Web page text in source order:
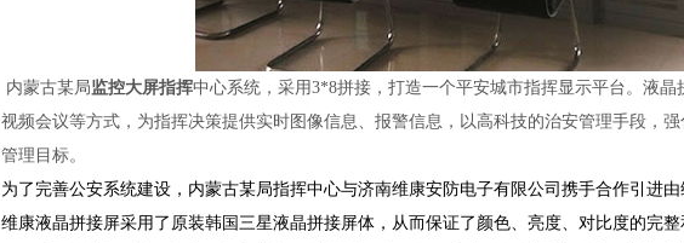
内蒙古某局监控大屏指挥中心系统，采用3*8拼接，打造一个平安城市指挥显示平台。 液晶
视频会议等方式，为指挥决策提供实时图像信息、报警信息，以高科技的治安管理手段，
管理目标。
为了完善公安系统建设，内蒙古某局指挥中心与济南维康安防电子有限公司携手合作引进
维康液晶拼接屏采用了原装韩国三星液晶拼接屏体，从而保证了颜色、亮度、对比度的完